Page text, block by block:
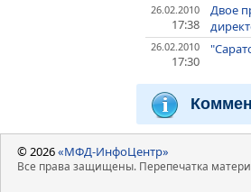
26.02.2010
17:38
Двое
26.02.2010
17:30
© 2026«МФД-ИнфоЦентр»
Все права защищены. Перепечатка